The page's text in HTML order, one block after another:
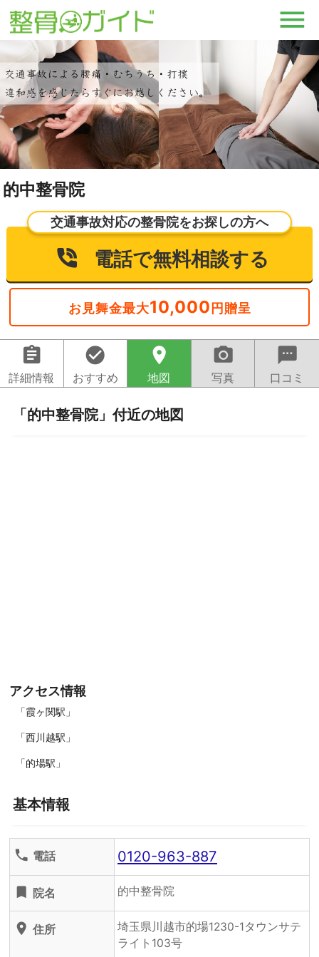
的中整骨院
交通事故対応の整骨院をお探しの方へ
電話で無料相談する
お見舞金最大10,000 円贈呈
assignment
詳細情報
check_circle
おすすめ
location_on
地図
camera_alt
写真
sms
口コミ
「的中整骨院」付近の地図
アクセス情報
「霞ヶ関駅」
「西川越駅」
「的場駅」
基本情報
phone 電話 0120-963-887
turned_in 院名 的中整骨院
location_on 住所
埼玉県川越市的場1230-1タウンサテ
ライト103号